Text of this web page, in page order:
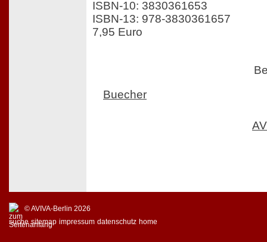
ISBN-10: 3830361653
ISBN-13: 978-3830361657
7,95 Euro
Buecher
© AVIVA-Berlin 2026
suche sitemap impressum datenschutz home